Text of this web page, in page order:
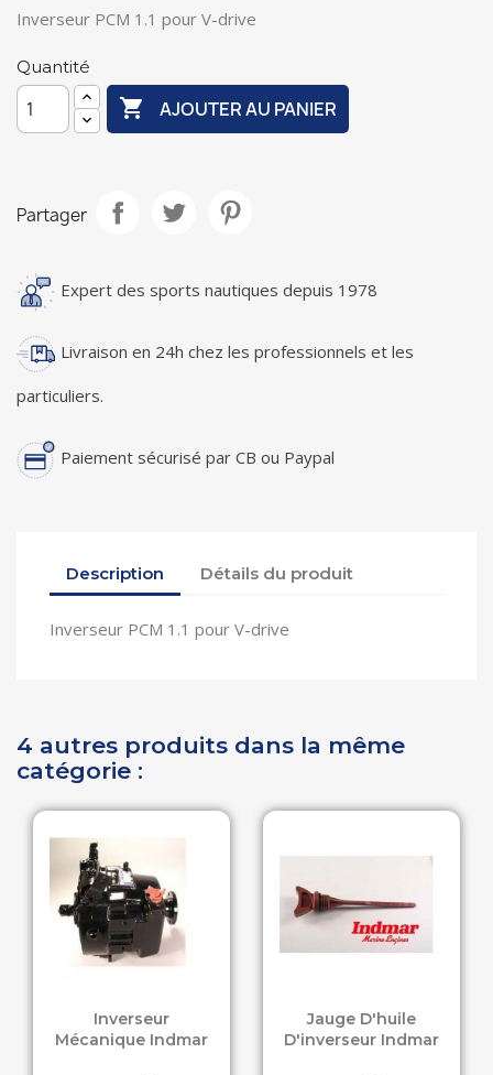
Inverseur PCM 1.1 pour V-drive
Quantité
 AJOUTER AU PANIER
Partager
Expert des sports nautiques depuis 1978
Livraison en 24h chez les professionnels et les
particuliers.
Paiement sécurisé par CB ou Paypal
Description Détails du produit
Inverseur PCM 1.1 pour V-drive
4 autres produits dans la même
catégorie :
Inverseur
Mécanique Indmar
Jauge D'huile
D'inverseur Indmar